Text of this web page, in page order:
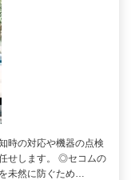
時の対応や機器の点検
せします。 ◎セコムの
未然に防ぐため…